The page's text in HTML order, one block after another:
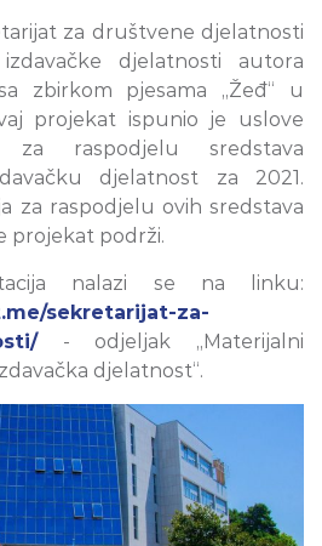
za društvene djelatnosti
djelatnosti autora
zbirkom pjesama „Žeđ“ u
projekat ispunio je uslove
za raspodjelu sredstava
djelatnost za 2021.
za raspodjelu ovih sredstava
projekat podrži.
nalazi se na linku:
sekretarijat-za-
- odjeljak „Materijalni
djelatnost“.